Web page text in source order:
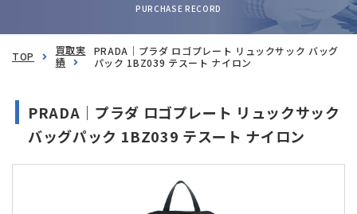
PURCHASE RECORD
TOP
買取実
績
PRADA｜プラダ ロゴプレート リュックサック バッグ
パック 1BZ039 テスート ナイロン
PRADA｜プラダ ロゴプレート リュックサック
バッグパック 1BZ039 テスート ナイロン